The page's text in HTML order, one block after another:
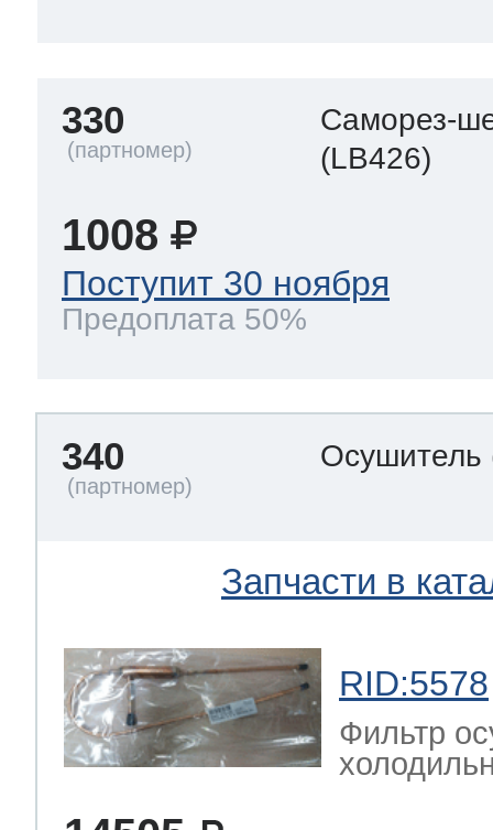
330
Саморез-
(LB426)
1008
Поступит 30 ноября
Предоплата 50%
340 Осушитель
Запчасти в
RID:5578
Фильтр